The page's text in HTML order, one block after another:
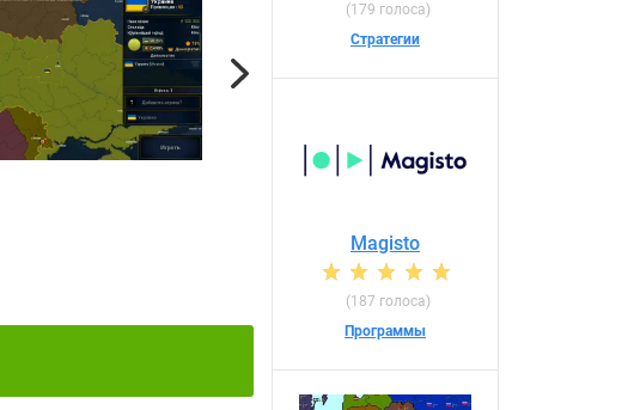
Next
(179 голоса)
Стратегии
Magisto
(187 голоса)
Программы